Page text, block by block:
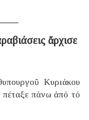
ἄρχισε
Κυριάκου
πάνω ἀπό τό